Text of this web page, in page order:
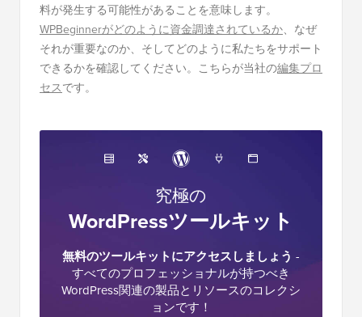
料が発生する可能性があることを意味します。
WPBeginnerがどのように資金調達されているか、なぜ
それが重要なのか、そしてどのように私たちをサポート
できるかを確認してください。こちらが当社の編集プロ
セスです。
究極の
WordPressツールキット
無料のツールキットにアクセスしましょう -
すべてのプロフェッショナルが持つべき
WordPress関連の製品とリソースのコレクシ
ョンです！